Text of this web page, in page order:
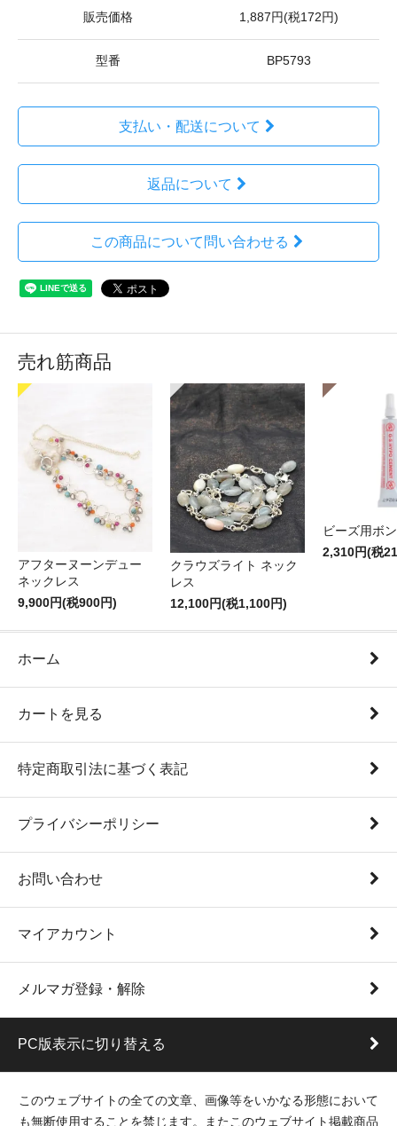
販売価格 1,887円(税172円)
型番 BP5793
支払い・配送について
返品について
この商品について問い合わせる
売れ筋商品
アフターヌーンデュー
ネックレス
9,900円(税900円)
クラウズライト ネック
レス
12,100円(税1,100円)
ビーズ用ボ
2,310円(税
ホーム
カートを見る
特定商取引法に基づく表記
プライバシーポリシー
お問い合わせ
マイアカウント
メルマガ登録・解除
PC版表示に切り替える
このウェブサイトの全ての文章、画像等をいかなる形態において
も無断使用することを禁じます。またこのウェブサイト掲載商品